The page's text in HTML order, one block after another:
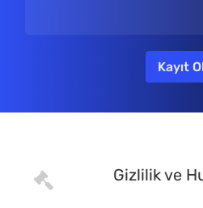
Gizlilik ve